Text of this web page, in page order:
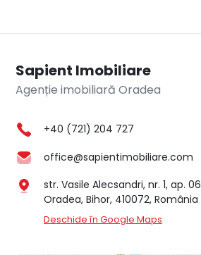
Sapient Imobiliare
Agenție imobiliară Oradea
+40 (721) 204 727
office@sapientimobiliare.com
str. Vasile Alecsandri, nr. 1, ap. 06
Oradea, Bihor, 410072, România
Deschide în Google Maps